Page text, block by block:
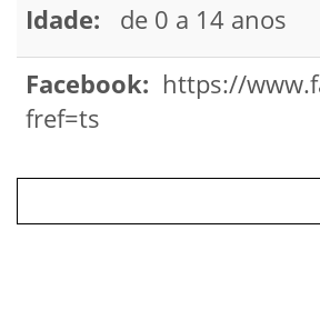
Idade: de 0 a 14 anos
Facebook: https://
fref=ts